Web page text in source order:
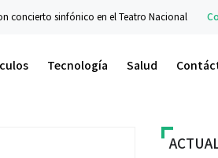
en el Teatro Nacional Conciertos
Tecnología Salud